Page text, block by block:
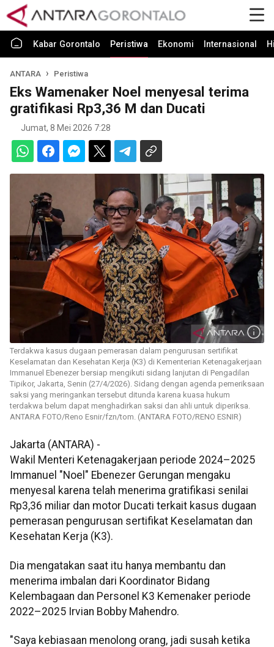
Kabar Gorontalo Peristiwa Ekonomi Internasional
ANTARA Peristiwa
Eks Wamenaker Noel menyesal terima
gratifikasi Rp3,36 M dan Ducati
Jumat, 8 Mei 2026 7:28
Terdakwa kasus dugaan pemerasan dalam pengurusan sertifikat
Keselamatan dan Kesehatan Kerja (K3) di Kementerian Ketenagakerjaan
Immanuel Ebenezer bersiap mengikuti sidang lanjutan di Pengadilan
Tipikor, Jakarta, Senin (27/4/2026). Sidang dengan agenda pemeriksaan
saksi yang meringankan tersebut ditunda karena kuasa hukum
terdakwa belum dapat menghadirkan saksi dan ahli untuk diperiksa.
ANTARA FOTO/Reno Esnir/fzn/tom. (ANTARA FOTO/RENO ESNIR)
Jakarta (ANTARA) -
Wakil Menteri Ketenagakerjaan periode 2024–2025
Immanuel "Noel" Ebenezer Gerungan mengaku
menyesal karena telah menerima gratifikasi senilai
Rp3,36 miliar dan motor Ducati terkait kasus dugaan
pemerasan pengurusan sertifikat Keselamatan dan
Kesehatan Kerja (K3).
Dia mengatakan saat itu hanya membantu dan
menerima imbalan dari Koordinator Bidang
Kelembagaan dan Personel K3 Kemenaker periode
2022–2025 Irvian Bobby Mahendro.
"Saya kebiasaan menolong orang, jadi susah ketika